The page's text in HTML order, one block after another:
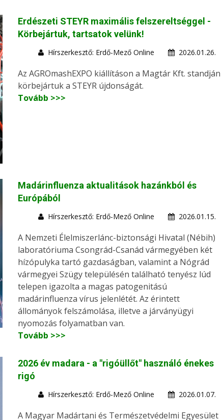
Erdészeti STEYR maximális felszereltséggel -
Körbejártuk, tartsatok velünk!
Hírszerkesztő: Erdő-Mező Online 2026.01.26.
Az AGROmashEXPO kiállításon a Magtár Kft. standján
körbejártuk a STEYR újdonságát.
Tovább >>>
Madárinfluenza aktualitások hazánkból és
Európából
Hírszerkesztő: Erdő-Mező Online 2026.01.15.
A Nemzeti Élelmiszerlánc-biztonsági Hivatal (Nébih)
laboratóriuma Csongrád-Csanád vármegyében két
hízópulyka tartó gazdaságban, valamint a Nógrád
vármegyei Szügy településén található tenyész lúd
telepen igazolta a magas patogenitású
madárinfluenza vírus jelenlétét. Az érintett
állományok felszámolása, illetve a járványügyi
nyomozás folyamatban van.
Tovább >>>
2026 év madara - a "rigóüllőt" használó énekes
rigó
Hírszerkesztő: Erdő-Mező Online 2026.01.07.
A Magyar Madártani és Természetvédelmi Egyesület